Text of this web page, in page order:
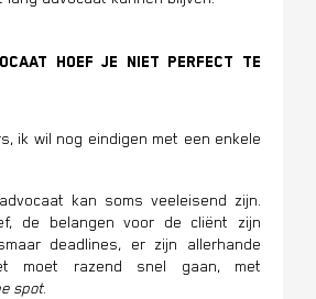
hoef je niet perfect te
ik wil nog eindigen met een enkele
kan soms veeleisend zijn.
de belangen voor de cliënt zijn
deadlines, er zijn allerhande
moet razend snel gaan, met
spot.